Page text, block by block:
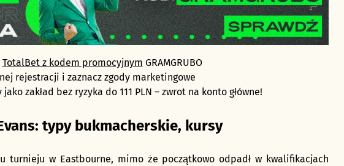
TotalBet z kodem promocyjnym GRAMGRUBO
rejestracji i zaznacz zgody marketingowe
zakład bez ryzyka do 111 PLN – zwrot na konto główne!
typy bukmacherskie, kursy
turnieju w Eastbourne, mimo że początkowo odpadł w kwalifikacjach